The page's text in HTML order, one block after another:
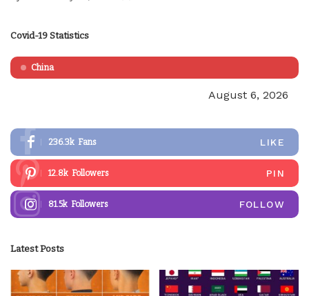
Posted
Covid-19 Statistics
China
August 6, 2026
236.3k Fans LIKE
12.8k Followers PIN
81.5k Followers FOLLOW
Latest Posts